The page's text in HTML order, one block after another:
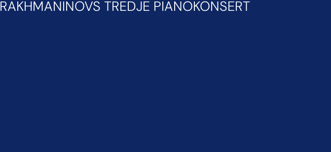
RAKHMANINOVS TREDJE PIANOKONSERT